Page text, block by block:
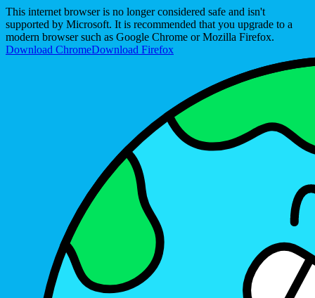
This internet browser is no longer considered safe and isn't
supported by Microsoft. It is recommended that you upgrade to a
modern browser such as Google Chrome or Mozilla Firefox.
Download ChromeDownload Firefox